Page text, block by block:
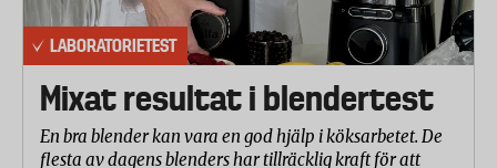
LABORATORIETEST
Mixat resultat i blendertest
En bra blender kan vara en god hjälp i köksarbetet. De
flesta av dagens blenders har tillräcklig kraft för att